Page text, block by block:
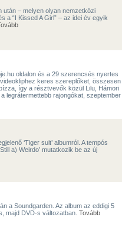
után – melyen olyan nemzetközi
a “I Kissed A Girl” – az idei év egyik
oldalon és a 29 szerencsés nyertes
keres szereplőket, összesen
így a résztvevők közül Lilu, Hámori
legrátermettebb rajongókat, szeptember
‘Tiger suit’ albumról. A tempós
a) Weirdo’ mutatkozik be az új
a Soundgarden. Az album az eddigi 5
majd DVD-s változatban. Tovább